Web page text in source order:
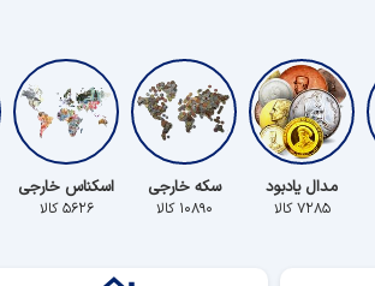
مدال یادبود
۷۲۸۵ کالا
سکه خارجی
۱۰۸۹۰ کالا
اسکناس خارجی
۵۶۲۶ کالا